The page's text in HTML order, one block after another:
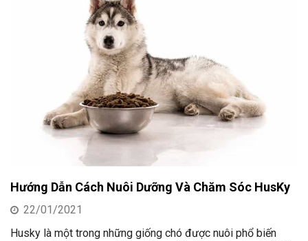
Hướng Dẫn Cách Nuôi Dưỡng Và Chăm Sóc HusKy
22/01/2021
Husky là một trong những giống chó được nuôi phổ biến